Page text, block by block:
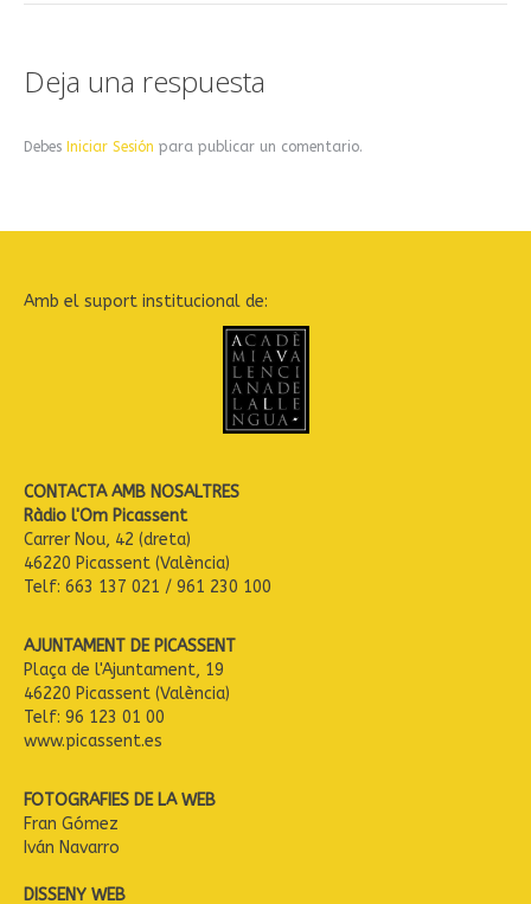
Deja una respuesta
Debes Iniciar Sesión para publicar un comentario.
Amb el suport institucional de:
CONTACTA AMB NOSALTRES
Ràdio l'Om Picassent
Carrer Nou, 42 (dreta)
46220 Picassent (València)
Telf: 663 137 021 / 961 230 100
AJUNTAMENT DE PICASSENT
Plaça de l'Ajuntament, 19
46220 Picassent (València)
Telf: 96 123 01 00
www.picassent.es
FOTOGRAFIES DE LA WEB
Fran Gómez
Iván Navarro
DISSENY WEB